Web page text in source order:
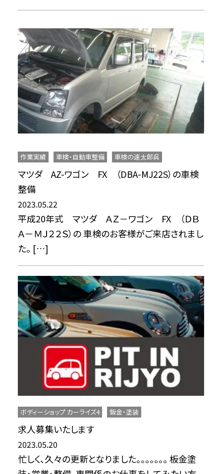
作業実績 車検・自動車整備 車検の速太郎呉
マツダ AZ-ワゴン FX （DBA-MJ22S）の車検
整備
2023.05.22
平成20年式 マツダ ＡＺ－ワゴン FX （ＤＢ
Ａ－ＭＪ２２Ｓ）の 車検のお客様がご来店されまし
た。 […]
ボディーショップ カーライズ4 鈑金・塗装
求人募集いたします
2023.05.20
忙しく、久々の更新となりました。。。。。。。 板金塗